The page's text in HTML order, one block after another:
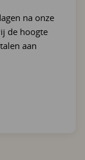
na onze
de hoogte
aan